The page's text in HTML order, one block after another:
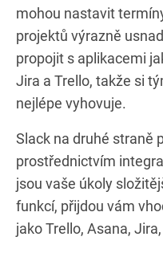
mohou nastavit
projektů výrazně
propojit s aplikacemi
Jira a Trello, takže si
nejlépe vyhovuje.
Slack na druhé straně
prostřednictvím
jsou vaše úkoly
funkcí, přijdou vám
jako Trello, Asana,